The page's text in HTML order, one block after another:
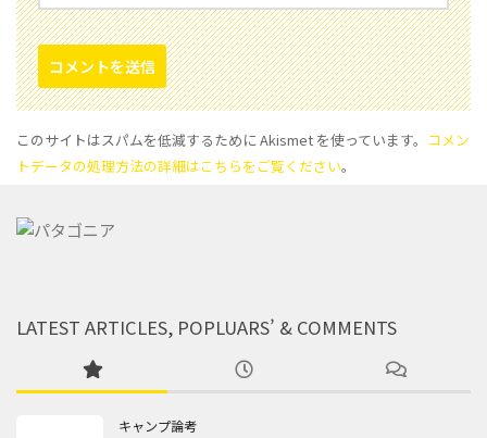
このサイトはスパムを低減するために Akismet を使っています。 コメン
トデータの処理方法の詳細はこちらをご覧ください。
LATEST ARTICLES, POPLUARS’ & COMMENTS
キャンプ論考